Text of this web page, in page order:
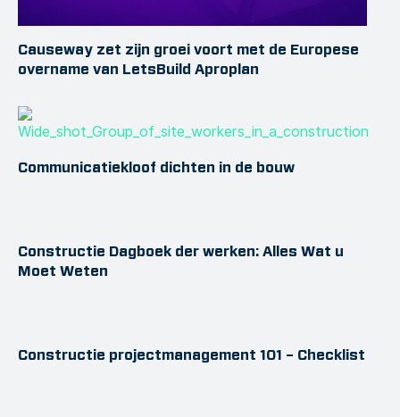
Causeway zet zijn groei voort met de Europese
overname van LetsBuild Aproplan
Communicatiekloof dichten in de bouw
Constructie Dagboek der werken: Alles Wat u
Moet Weten
Constructie projectmanagement 101 – Checklist